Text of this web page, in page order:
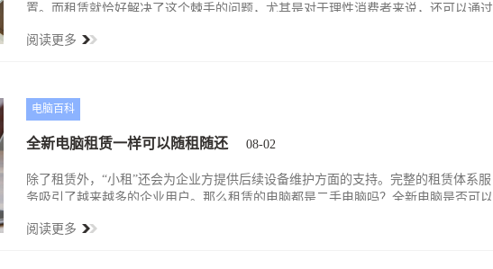
置。而租赁就恰好解决了这个棘手的问题，尤其是对于理性消费者来说，还可以通过
阅读更多
电脑百科
全新电脑租赁一样可以随租随还 08-02
除了租赁外，“小租”还会为企业方提供后续设备维护方面的支持。完整的租赁体系服
务吸引了越来越多的企业用户。那么租赁的电脑都是二手电脑吗？全新电脑是否可以
程度有很多供客户选择。无论哪种电脑，还可以租后买断，模式更加多样化和灵活。
阅读更多